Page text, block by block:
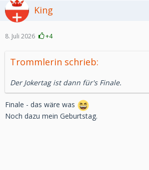
King
8. Juli 2026 +4
Trommlerin schrieb:
Der Jokertag ist dann für's Finale.
Finale - das wäre was
Noch dazu mein Geburtstag.